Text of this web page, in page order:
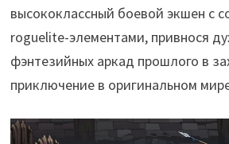
высококлассный боевой экшен с
roguelite-элементами, привнося
фэнтезийных аркад прошлого в
приключение в оригинальном